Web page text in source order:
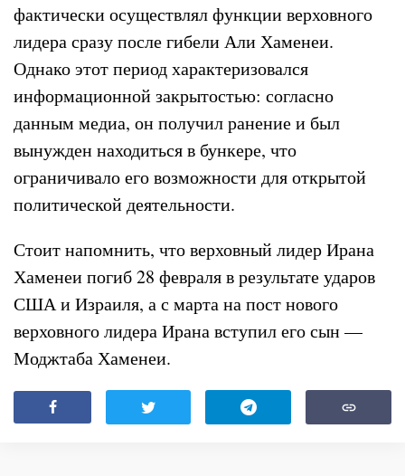
фактически осуществлял функции верховного
лидера сразу после гибели Али Хаменеи.
Однако этот период характеризовался
информационной закрытостью: согласно
данным медиа, он получил ранение и был
вынужден находиться в бункере, что
ограничивало его возможности для открытой
политической деятельности.
Стоит напомнить, что верховный лидер Ирана
Хаменеи погиб 28 февраля в результате ударов
США и Израиля, а с марта на пост нового
верховного лидера Ирана вступил его сын —
Моджтаба Хаменеи.